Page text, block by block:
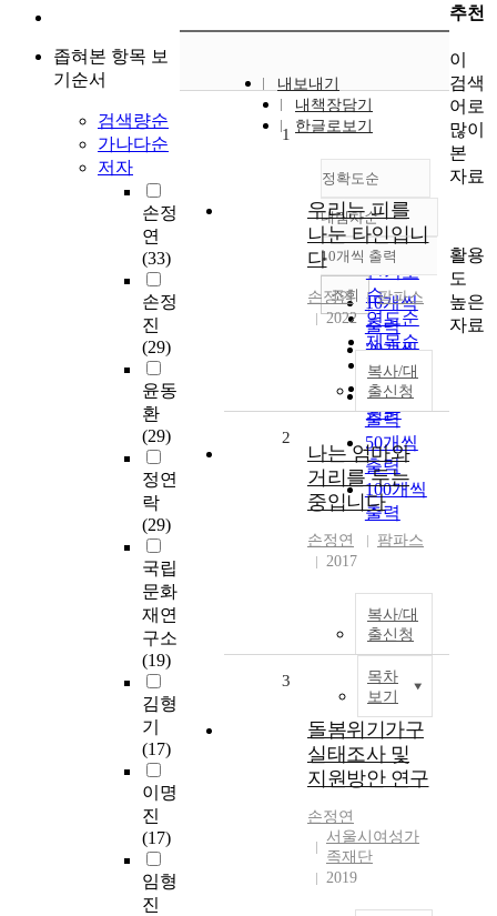
좁혀본 항목 보
기순서
검색량순
가나다순
저자
손정
연
(33)
손정
진
(29)
윤동
환
(29)
정연
락
(29)
국립
문화
재연
구소
(19)
김형
기
(17)
이명
진
(17)
임형
진
내보내기
내책장담기
한글로보기
정확도순
정확도
순
인기도
순
연도순
제목순
저자순
발행기
관순
내림차순
내림차순
10개씩 출력
10개씩
출력
20개씩
출력
30개씩
출력
50개씩
출력
100개씩
출력
조회
1
우리는 피를
나눈 타인입니
다
손정연
팜파스
2022
복사/대
출신청
2
나는 엄마와
거리를 두는
중입니다
손정연
팜파스
2017
복사/대
출신청
목차
보기
3
돌봄위기가구
실태조사 및
지원방안 연구
손정연
서울시여성가
족재단
2019
추천
이
검색
어로
많이
본
자료
활용
도
높은
자료